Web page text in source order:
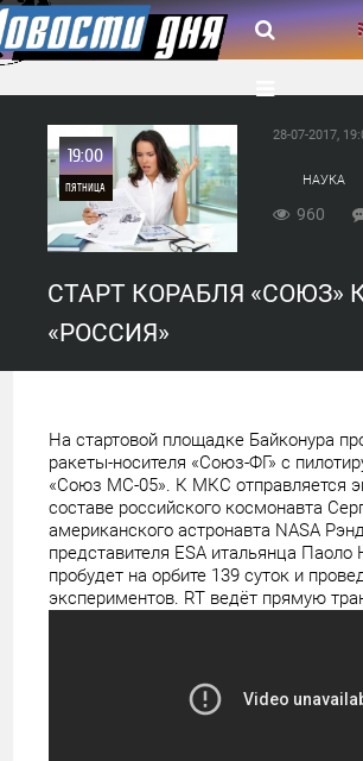
19:00
ПЯТНИЦА
0
960
28-07-2017,
НАУКА
960
СТАРТ КОРАБЛЯ «СОЮЗ»
«РОССИЯ»
На стартовой площадке Байконура
ракеты-носителя «Союз-ФГ» с
«Союз МС-05». К МКС отправляется
составе российского космонавта
американского астронавта NASA
представителя ESА итальянца
пробудет на орбите 139 суток и
экспериментов. RT ведёт прямую